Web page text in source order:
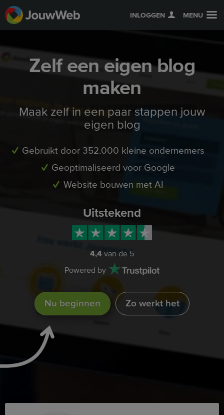
INLOGGEN MENU
Zelf een eigen blog
maken
Maak zelf in een paar stappen jouw
eigen blog
Gebruikt door 352.000 kleine ondernemers
Geoptimaliseerd voor Google
Website bouwen met AI
Uitstekend
4,4 van de 5
Powered by
Nu beginnen Zo werkt het